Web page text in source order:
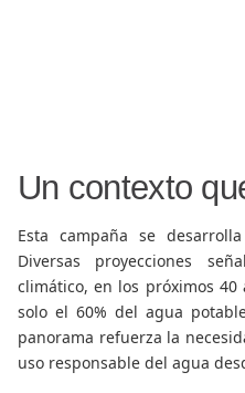
Un contexto
Esta campaña se
Diversas proyecciones
climático, en los próximos
solo el 60% del agua
panorama refuerza la
uso responsable del agua